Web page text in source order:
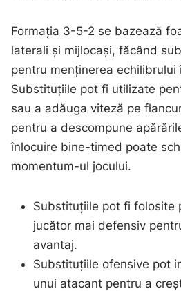
Formația 3-5-2 se bazează
laterali și mijlocași, făcând
pentru menținerea echilibrului
Substituțiile pot fi utilizate
sau a adăuga viteză pe
pentru a descompune
înlocuire bine-timed poate
momentum-ul jocului.
Substituțiile pot fi folosite
jucător mai defensiv
avantaj.
Substituțiile ofensive pot
unui atacant pentru a